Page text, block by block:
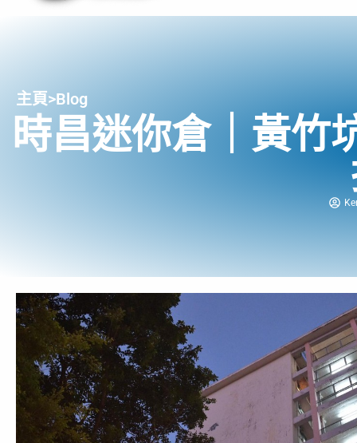
主頁>Blog
時昌迷你倉｜黃竹